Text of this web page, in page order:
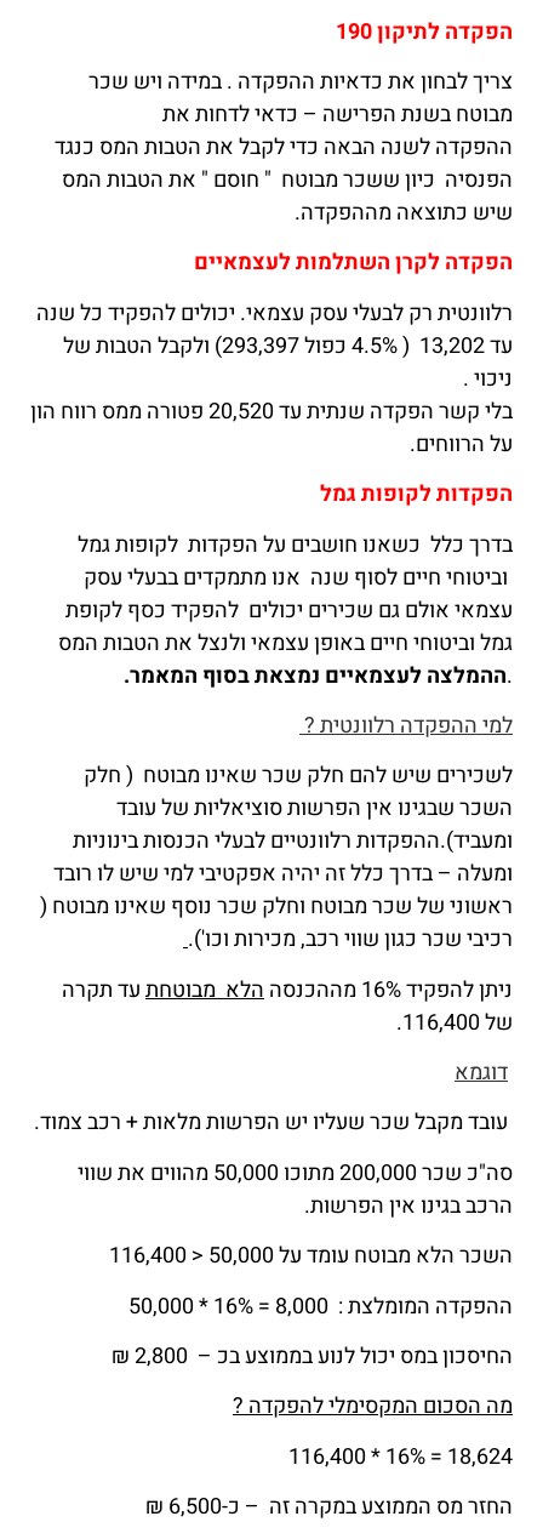
הפקדה לתיקון 190
צריך לבחון את כדאיות ההפקדה . במידה ויש שכר
מבוטח בשנת הפרישה – כדאי לדחות את
ההפקדה לשנה הבאה כדי לקבל את הטבות המס כנגד
הפנסיה כיון ששכר מבוטח " חוסם " את הטבות המס
שיש כתוצאה מההפקדה.
הפקדה לקרן השתלמות לעצמאיים
רלוונטית רק לבעלי עסק עצמאי. יכולים להפקיד כל שנה
עד 13,202 ( 4.5% כפול 293,397) ולקבל הטבות של
ניכוי .
בלי קשר הפקדה שנתית עד 20,520 פטורה ממס רווח הון
על הרווחים.
הפקדות לקופות גמל
בדרך כלל כשאנו חושבים על הפקדות לקופות גמל
וביטוחי חיים לסוף שנה אנו מתמקדים בבעלי עסק
עצמאי אולם גם שכירים יכולים להפקיד כסף לקופת
גמל וביטוחי חיים באופן עצמאי ולנצל את הטבות המס
.ההמלצה לעצמאיים נמצאת בסוף המאמר.
למי ההפקדה רלוונטית ?
לשכירים שיש להם חלק שכר שאינו מבוטח ( חלק
השכר שבגינו אין הפרשות סוציאליות של עובד
ומעביד).ההפקדות רלוונטיים לבעלי הכנסות בינוניות
ומעלה – בדרך כלל זה יהיה אפקטיבי למי שיש לו רובד
ראשוני של שכר מבוטח וחלק שכר נוסף שאינו מבוטח (
רכיבי שכר כגון שווי רכב, מכירות וכו').
ניתן להפקיד 16% מההכנסה
הלא מבוטחתעד תקרה
של 116,400.
דוגמא
עובד מקבל שכר שעליו יש הפרשות מלאות + רכב צמוד.
סה"כ שכר 200,000 מתוכו 50,000 מהווים את שווי
הרכב בגינו אין הפרשות.
השכר הלא מבוטח עומד על 50,000 < 116,400
ההפקדה המומלצת : 8,000 = 16% * 50,000
החיסכון במס יכול לנוע בממוצע בכ – 2,800 ₪
מה הסכום המקסימלי להפקדה ?
18,624 = 16% * 116,400
החזר מס הממוצע במקרה זה – כ-6,500 ₪